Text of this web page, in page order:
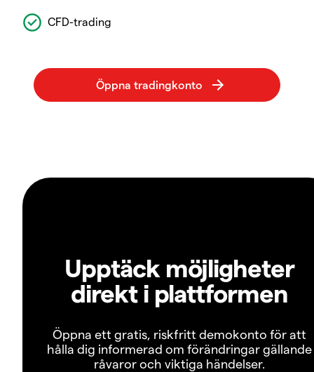
CFD-trading
Upptäck möjligheter
direkt i plattformen
Öppna ett gratis, riskfritt demokonto för att
hålla dig informerad om förändringar gällande
råvaror och viktiga händelser.